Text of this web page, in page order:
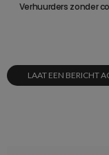
Verhuurders zonder
LAAT EEN BERICHT